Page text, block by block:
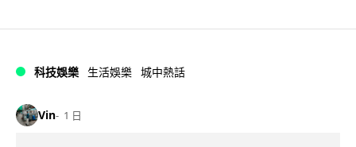
科技娛樂 生活娛樂 城中熱話
Vin 1 日